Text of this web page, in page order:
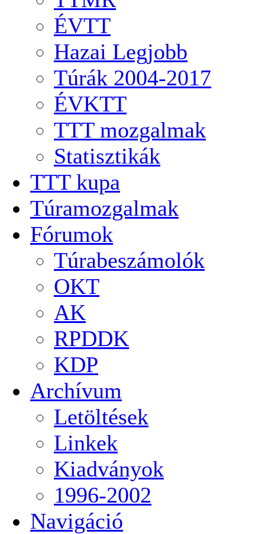
ÉVTT
Hazai Legjobb
Túrák 2004-2017
ÉVKTT
TTT mozgalmak
Statisztikák
TTT kupa
Túramozgalmak
Fórumok
Túrabeszámolók
OKT
AK
RPDDK
KDP
Archívum
Letöltések
Linkek
Kiadványok
1996-2002
Navigáció